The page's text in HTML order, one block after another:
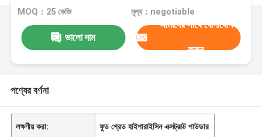
MOQ：25 কেজি মূল্য：negotiable
ভালো দাম
আমাদের সাথে যোগাযোগ
করুন
পণ্যের বর্ণনা
লক্ষণীয় করা: ফুড গ্রেড হাইপারাইসিন এক্সট্রাক্ট পাউডার